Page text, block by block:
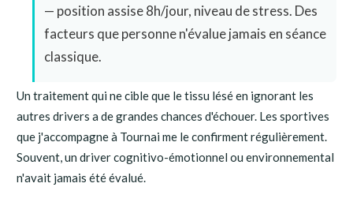
— position assise 8h/jour, niveau de stress. Des
facteurs que personne n'évalue jamais en séance
classique.
Un traitement qui ne cible que le tissu lésé en ignorant les
autres drivers a de grandes chances d'échouer. Les sportives
que j'accompagne à Tournai me le confirment régulièrement.
Souvent, un driver cognitivo-émotionnel ou environnemental
n'avait jamais été évalué.